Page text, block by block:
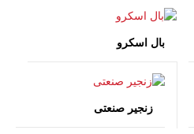
بال اسکرو
زنجیر صنعتی